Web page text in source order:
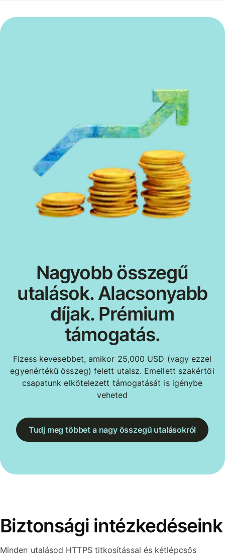
Nagyobb összegű
utalások. Alacsonyabb
díjak. Prémium
támogatás.
Fizess kevesebbet, amikor 25,000 USD (vagy ezzel
egyenértékű összeg) felett utalsz. Emellett szakértői
csapatunk elkötelezett támogatását is igénybe
veheted
Tudj meg többet a nagy összegű utalásokról
Biztonsági intézkedéseink
Minden utalásod HTTPS titkosítással és kétlépcsős